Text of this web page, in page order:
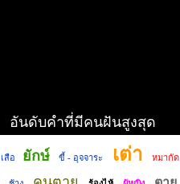
อันดับคำที่มีคนฝันสูงสุด
เสือ ยักษ์ ขี้ - อุจจาระ เต่า หมากัด